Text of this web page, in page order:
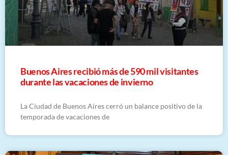
Buenos Aires recibió más de 590 mil visitantes
durante las vacaciones de invierno
La Ciudad de Buenos Aires cerró un balance positivo de la
temporada de vacaciones de